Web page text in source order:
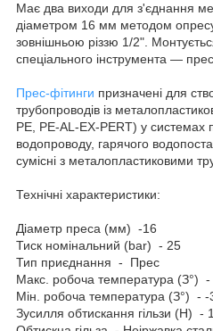
Має два виходи для з'єднання
діаметром 16 мм методом
зовнішньою різзю 1/2".
спеціального інструмента —
Прес-фітинги призначені для
трубопроводів із
PE, PE-AL-EX-PERT) у системах
водопроводу, гарячого
сумісні з металопластиковими
Технічні характеристики:
Діаметр преса (мм) -16
Тиск номінальний (bar) - 25
Тип приєднання - Прес
Макс. робоча температура (З°) -
Мін. робоча температура (З°) - -
Зусилля обтискання гільзи (Н) -